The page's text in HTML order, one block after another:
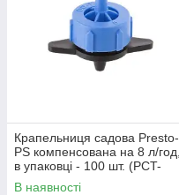
Крапельниця садова Presto-
PS компенсована на 8 л/год,
в упаковці - 100 шт. (PCT-
0108)
В наявності